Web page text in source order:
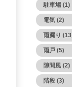
駐車場 (1)
電気 (2)
雨漏り
雨戸 (5)
隙間風 (2)
階段 (3)